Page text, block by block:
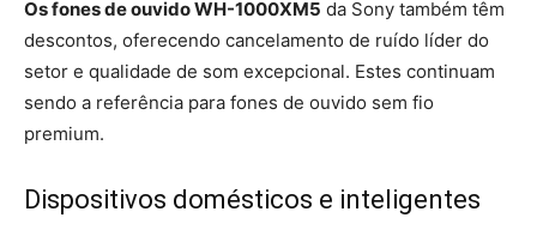
Os fones de ouvido WH-1000XM5 da Sony também têm
descontos, oferecendo cancelamento de ruído líder do
setor e qualidade de som excepcional. Estes continuam
sendo a referência para fones de ouvido sem fio
premium.
Dispositivos domésticos e inteligentes